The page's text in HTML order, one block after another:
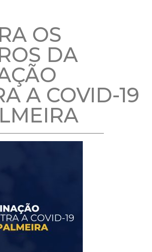
OS
DA
A COVID-19